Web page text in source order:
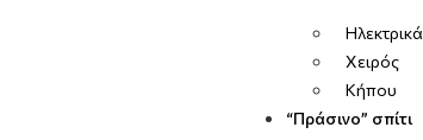
Ηλεκτρικά
Χειρός
Κήπου
“Πράσινο” σπίτι